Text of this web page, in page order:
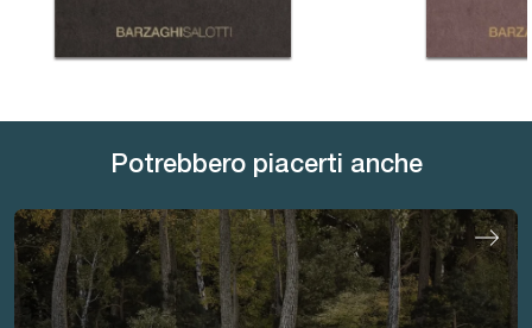
Potrebbero piacerti anche